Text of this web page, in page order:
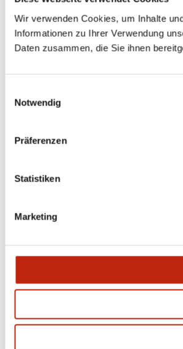
Wir verwenden Cookies, um Inhalte
Informationen zu Ihrer Verwendung
Daten zusammen, die Sie ihnen
Notwendig
Präferenzen
Statistiken
Marketing